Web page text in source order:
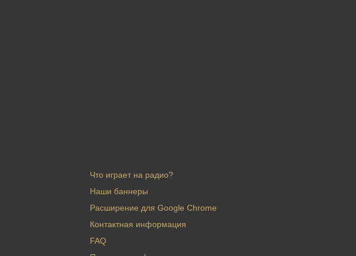
Что играет на радио?
Наши баннеры
Расширение для Google Chrome
Контактная информация
FAQ